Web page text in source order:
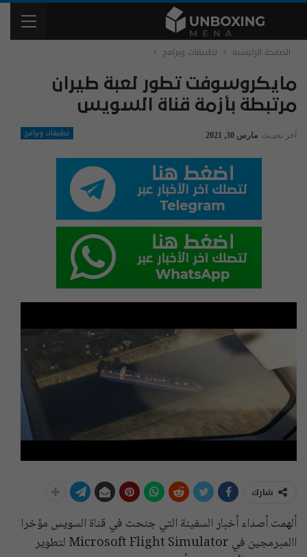
الصفحة الرئيسية تطبيقات وبرامج
مايكروسوفت تطور لعبة طيران
مرتبطة بأزمة قناة السويس
تطبيقات وبرامج آخر تحديث مارس 30, 2021
شارك
ألهمت أصداء أخبار السفينة التي جنحت في قناة السويس مؤخرا
االمبرمجين في Microsoft Flight Simulator لتطوير